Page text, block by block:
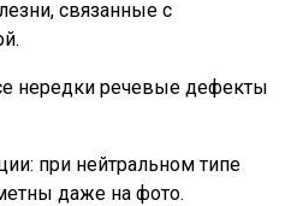
связанные с
нередки речевые дефекты
при нейтральном типе
даже на фото.